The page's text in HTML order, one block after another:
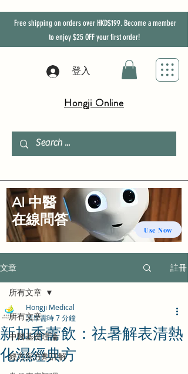
Free shipping on orders over HKD$199. Become a member
to enjoy$25 OFFyour first order!
登入
Hongji Online
文章 註冊
所有文章
中醫基礎理論
經方與方劑詳解
所有文章
新加香薷飲：祛暑解表清熱
化濕經典方
Hongji Medical
讀畢需時 7 分鐘
Use Now
AI 中醫
​在線問答